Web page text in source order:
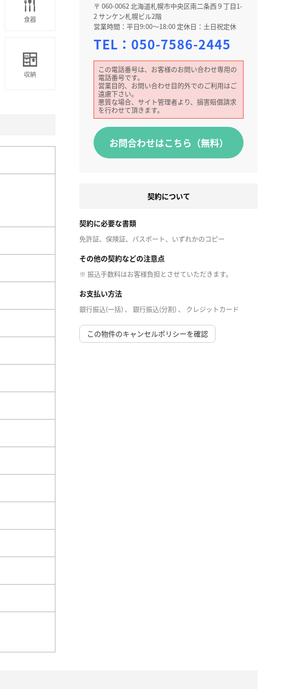
〒 060-0062 北海道札幌市中央区南二条西９丁目1-
2 サンケン札幌ビル2階
営業時間：平日9:00～18:00 定休日：土日祝定休
TEL： 050-7586-2445
この電話番号は、お客様のお問い合わせ専用の
電話番号です。
営業目的、お問い合わせ目的外でのご利用はご
遠慮下さい。
悪質な場合、サイト管理者より、損害賠償請求
を行わせて頂きます。
お問合わせはこちら（無料）
契約について
契約に必要な書類
免許証、保険証、パスポート、いずれかのコピー
その他の契約などの注意点
※ 振込手数料はお客様負担とさせていただきます。
お支払い方法
銀行振込(一括) 、 銀行振込(分割) 、 クレジットカード
この物件のキャンセルポリシーを確認
食器
収納